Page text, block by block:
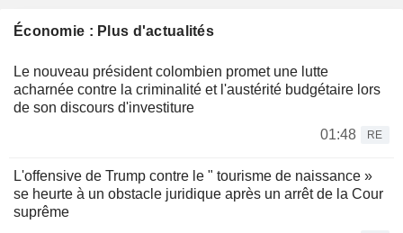
Économie : Plus d'actualités
Le nouveau président colombien promet une lutte
acharnée contre la criminalité et l'austérité budgétaire lors
de son discours d'investiture
01:48
RE
L'offensive de Trump contre le " tourisme de naissance »
se heurte à un obstacle juridique après un arrêt de la Cour
suprême